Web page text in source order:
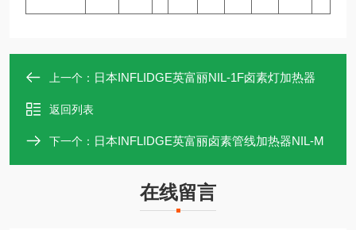
上一个： 日本INFLIDGE英富丽NIL-1F卤素灯加热器
返回列表
下一个： 日本INFLIDGE英富丽卤素管线加热器NIL-M
在线留言